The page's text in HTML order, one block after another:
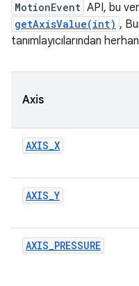
MotionEvent API, bu
getAxisValue(int) ,
tanımlayıcılarından
Axis
AXIS_X
AXIS_Y
AXIS_PRESSURE